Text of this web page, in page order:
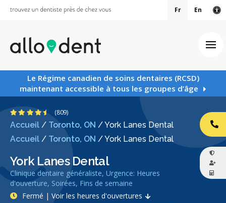
Fr En
Le Régime canadien de soins dentaires (RCSD)
maintenant accessible à tous les groupes d’âge
Accueil / Toronto, ON /York Lanes Dental
Accueil / Toronto, ON /York Lanes Dental
York Lanes Dental
Clinique dentaire généraliste, Urgence: Heures
d'ouverture, Soirées, Fins de semaine
4.6 étoiles
(809)
Fermé | Voir les heures d'ouvertures